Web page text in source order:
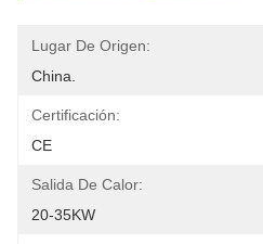
Lugar De Origen:
China.
Certificación:
CE
Salida De Calor:
20-35KW